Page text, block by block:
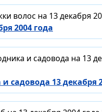
волос на 13 декабря
2004 года
и садовода на 13
садовода 13 декабря